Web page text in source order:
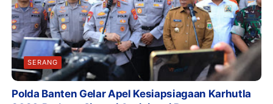
SERANG
Polda Banten Gelar Apel Kesiapsiagaan Karhutla